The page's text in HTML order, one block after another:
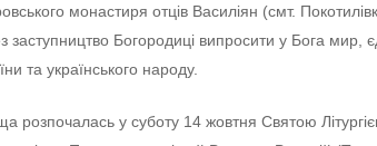
монастиря отців Василіян (смт.
заступництво Богородиці випросити у Бога мир,
та українського народу.
розпочалась у суботу 14 жовтня Святою